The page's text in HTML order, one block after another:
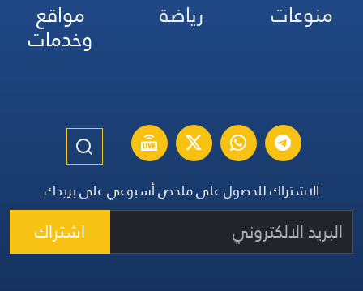
منوعات
رياضة مواقع
وخدمات
الاشتراك للحصول على ملخص أسبوعي على بريدك
اشتراك